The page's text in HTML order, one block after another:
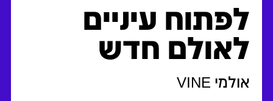
לפתוח עיניים
לאולם חדש
אולמי VINE